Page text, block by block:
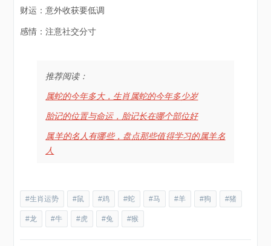
财运：意外收获要低调
感情：注意社交分寸
推荐阅读：
属蛇的今年多大，生肖属蛇的今年多少岁
胎记的位置与命运，胎记长在哪个部位好
属羊的名人有哪些，盘点那些值得学习的属羊名
人
#生肖运势 #鼠 #鸡 #蛇 #马 #羊 #狗 #猪
#龙 #牛 #虎 #兔 #猴